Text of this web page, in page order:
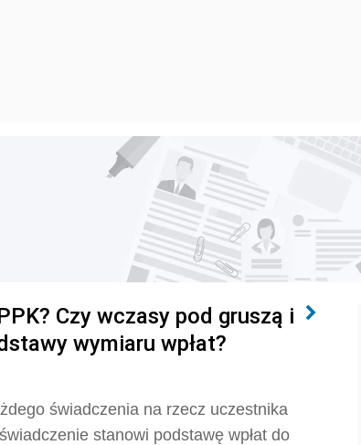
Czy wczasy pod gruszą i
wymiaru wpłat?
świadczenia na rzecz uczestnika
stanowi podstawę wpłat do